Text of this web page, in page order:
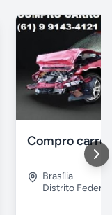
Brasília
Distrito Federal